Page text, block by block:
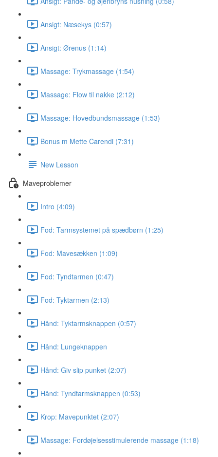
Ansigt: Næsekys (0:57)
Ansigt: Ørenus (1:14)
Massage: Trykmassage (1:54)
Massage: Flow til nakke (2:12)
Massage: Hovedbundsmassage (1:53)
Bonus m Mette Carendi (7:31)
New Lesson
Maveproblemer
Intro (4:09)
Fod: Tarmsystemet på spædbørn (1:25)
Fod: Mavesækken (1:09)
Fod: Tyndtarmen (0:47)
Fod: Tyktarmen (2:13)
Hånd: Tyktarmsknappen (0:57)
Hånd: Lungeknappen
Hånd: Giv slip punket (2:07)
Hånd: Tyndtarmsknappen (0:53)
Krop: Mavepunktet (2:07)
Massage: Fordøjelsesstimulerende massage (1:18)